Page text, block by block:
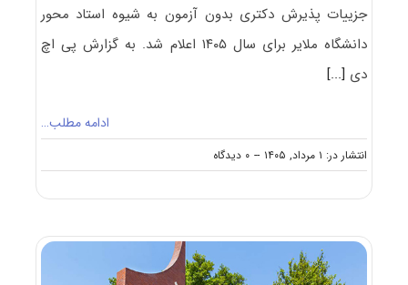
جزییات پذیرش دکتری بدون آزمون به شیوه استاد محور
دانشگاه ملایر برای سال ۱۴۰۵ اعلام شد. به گزارش پی اچ
دی [...]
ادامه مطلب…
انتشار در: ۱ مرداد, ۱۴۰۵ -- ۰ دیدگاه
on
پذیرش
دانشگاه
ملایر
۱۴۰۵